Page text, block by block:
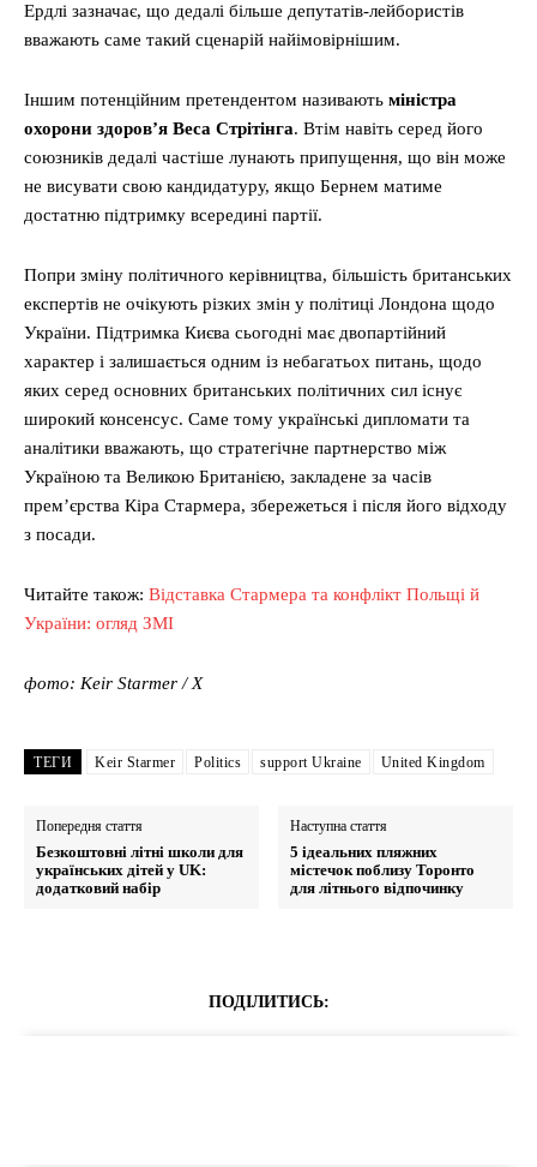
Ердлі зазначає, що дедалі більше депутатів-лейбористів
вважають саме такий сценарій найімовірнішим.
Іншим потенційним претендентом називають міністра
охорони здоров’я Веса Стрітінга. Втім навіть серед його
союзників дедалі частіше лунають припущення, що він може
не висувати свою кандидатуру, якщо Бернем матиме
достатню підтримку всередині партії.
Попри зміну політичного керівництва, більшість британських
експертів не очікують різких змін у політиці Лондона щодо
України. Підтримка Києва сьогодні має двопартійний
характер і залишається одним із небагатьох питань, щодо
яких серед основних британських політичних сил існує
широкий консенсус. Саме тому українські дипломати та
аналітики вважають, що стратегічне партнерство між
Україною та Великою Британією, закладене за часів
прем’єрства Кіра Стармера, збережеться і після його відходу
з посади.
Читайте також: Відставка Стармера та конфлікт Польщі й
України: огляд ЗМІ
фото: Keir Starmer / Х
ТЕГИ Keir Starmer Politics support Ukraine United Kingdom
Попередня стаття
Безкоштовні літні школи для
українських дітей у UK:
додатковий набір
Наступна стаття
5 ідеальних пляжних
містечок поблизу Торонто
для літнього відпочинку
ПОДІЛИТИСЬ: